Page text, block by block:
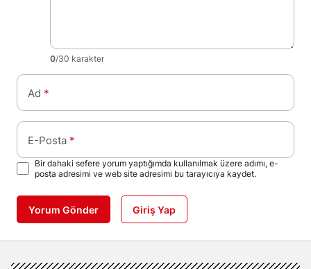
0/30 karakter
Ad *
E-Posta *
Bir dahaki sefere yorum yaptığımda kullanılmak üzere adımı, e-
posta adresimi ve web site adresimi bu tarayıcıya kaydet.
Yorum Gönder Giriş Yap